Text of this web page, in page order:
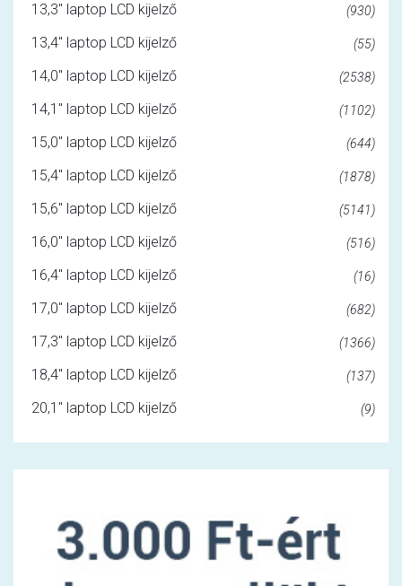
13,3" laptop LCD kijelző (930)
13,4" laptop LCD kijelző (55)
14,0" laptop LCD kijelző (2538)
14,1" laptop LCD kijelző (1102)
15,0" laptop LCD kijelző (644)
15,4" laptop LCD kijelző (1878)
15,6" laptop LCD kijelző (5141)
16,0" laptop LCD kijelző (516)
16,4" laptop LCD kijelző (16)
17,0" laptop LCD kijelző (682)
17,3" laptop LCD kijelző (1366)
18,4" laptop LCD kijelző (137)
20,1" laptop LCD kijelző (9)